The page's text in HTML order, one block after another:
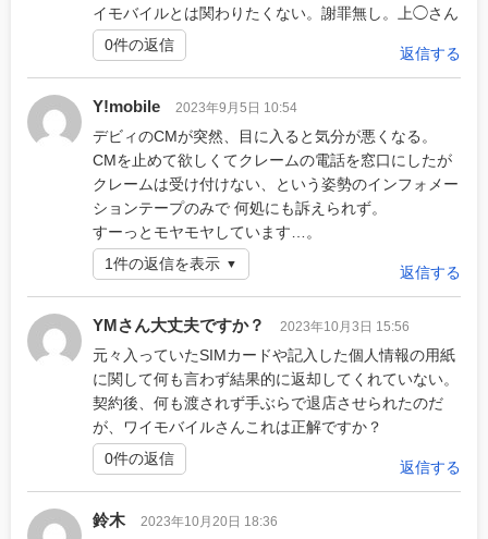
イモバイルとは関わりたくない。謝罪無し。上◯さん
返信する
0件の返信
Y!mobile 2023年9月5日 10:54
デビィのCMが突然、目に入ると気分が悪くなる。
CMを止めて欲しくてクレームの電話を窓口にしたが
クレームは受け付けない、という姿勢のインフォメー
ションテープのみで 何処にも訴えられず。
すーっとモヤモヤしています…。
返信する
1件の返信を表示
YMさん大丈夫ですか？ 2023年10月3日 15:56
元々入っていたSIMカードや記入した個人情報の用紙
に関して何も言わず結果的に返却してくれていない。
契約後、何も渡されず手ぶらで退店させられたのだ
が、ワイモバイルさんこれは正解ですか？
返信する
0件の返信
鈴木 2023年10月20日 18:36